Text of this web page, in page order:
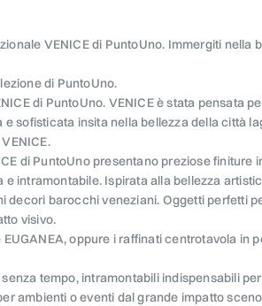
VENICE di PuntoUno. Immergiti
di PuntoUno.
di PuntoUno. VENICE è stata pensata
sofisticata insita nella bellezza della città
di PuntoUno presentano preziose
intramontabile. Ispirata alla bellezza
barocchi veneziani. Oggetti perfetti
visivo.
oppure i raffinati centrotavola
tempo, intramontabili indispensabili
ambienti o eventi dal grande impatto